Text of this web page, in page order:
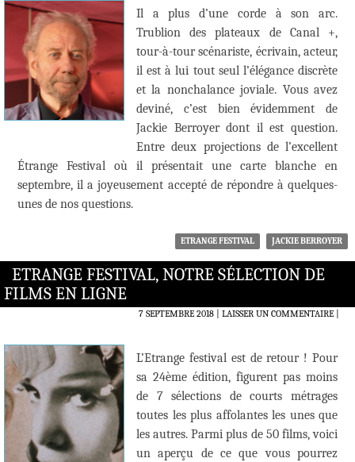
Il a plus d’une corde à son arc.
Trublion des plateaux de Canal +,
tour-à-tour scénariste, écrivain, acteur,
il est à lui tout seul l’élégance discrète
et la nonchalance joviale. Vous avez
deviné, c’est bien évidemment de
Jackie Berroyer dont il est question.
Entre deux projections de l’excellent
Étrange Festival où il présentait une carte blanche en
septembre, il a joyeusement accepté de répondre à quelques-
unes de nos questions.
ETRANGE FESTIVAL JACKIE BERROYER
ETRANGE FESTIVAL, NOTRE SÉLECTION DE
FILMS EN LIGNE
7 SEPTEMBRE 2018 LAISSER UN COMMENTAIRE|
L’Etrange festival est de retour ! Pour
sa 24ème édition, figurent pas moins
de 7 sélections de courts métrages
toutes les plus affolantes les unes que
les autres. Parmi plus de 50 films, voici
un aperçu de ce que vous pourrez